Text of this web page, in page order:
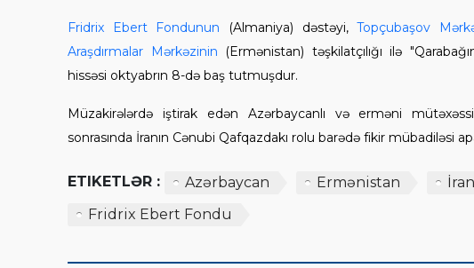
Fridrix Ebert Fondunun (Almaniya) dəstəyi,Topçubaşov
Araşdırmalar Mərkəzinin (Ermənistan) təşkilatçılığı ilə
hissəsi oktyabrın 8-də baş tutmuşdur.
Müzakirələrdə iştirak edən Azərbaycanlı və erməni
sonrasında İranın Cənubi Qafqazdakı rolu barədə fikir mübadiləsi
ETIKETLƏR : Azərbaycan Ermənistan İran
Fridrix Ebert Fondu